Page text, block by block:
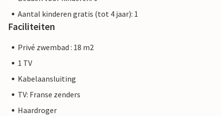
Aantal kinderen gratis (tot 4 jaar): 1
Faciliteiten
Privé zwembad : 18 m2
1 TV
Kabelaansluiting
TV: Franse zenders
Haardroger